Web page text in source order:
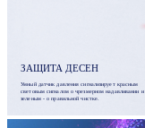
ЗАЩИТА ДЕСЕН
Умный датчик давления сигнализирует красным
световым сигналом о чрезмерном надавливании и
зеленым - о правильной чистке.